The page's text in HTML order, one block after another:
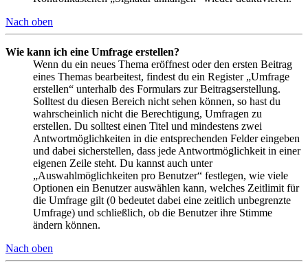
Nach oben
Wie kann ich eine Umfrage erstellen?
Wenn du ein neues Thema eröffnest oder den ersten Beitrag
eines Themas bearbeitest, findest du ein Register „Umfrage
erstellen“ unterhalb des Formulars zur Beitragserstellung.
Solltest du diesen Bereich nicht sehen können, so hast du
wahrscheinlich nicht die Berechtigung, Umfragen zu
erstellen. Du solltest einen Titel und mindestens zwei
Antwortmöglichkeiten in die entsprechenden Felder eingeben
und dabei sicherstellen, dass jede Antwortmöglichkeit in einer
eigenen Zeile steht. Du kannst auch unter
„Auswahlmöglichkeiten pro Benutzer“ festlegen, wie viele
Optionen ein Benutzer auswählen kann, welches Zeitlimit für
die Umfrage gilt (0 bedeutet dabei eine zeitlich unbegrenzte
Umfrage) und schließlich, ob die Benutzer ihre Stimme
ändern können.
Nach oben